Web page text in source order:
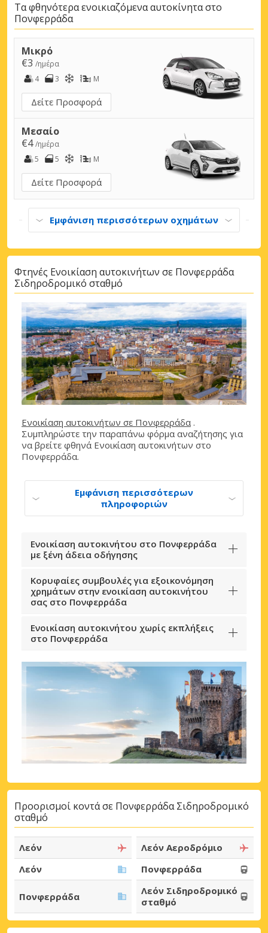
Τα φθηνότερα ενοικιαζόμενα αυτοκίνητα στο
Πονφερράδα
Μικρό
€3 /ημέρα
4
3 M
Δείτε Προσφορά
Μεσαίο
€4/ημέρα
5
5 M
Δείτε Προσφορά
Εμφάνιση περισσότερων οχημάτων
Φτηνές Ενοικίαση αυτοκινήτων σε Πονφερράδα
Σιδηροδρομικό σταθμό
Ενοικίαση αυτοκινήτων σε Πονφερράδα .
Συμπληρώστε την παραπάνω φόρμα αναζήτησης για
να βρείτε φθηνά Ενοικίαση αυτοκινήτων στο
Πονφερράδα.
Εμφάνιση περισσότερων
πληροφοριών
Ενοικίαση αυτοκινήτου στο Πονφερράδα
με ξένη άδεια οδήγησης
Κορυφαίες συμβουλές για εξοικονόμηση
χρημάτων στην ενοικίαση αυτοκινήτου
σας στο Πονφερράδα
Ενοικίαση αυτοκινήτου χωρίς εκπλήξεις
στο Πονφερράδα
Προορισμοί κοντά σε Πονφερράδα Σιδηροδρομικό
σταθμό
Λεόν
Λεόν Αεροδρόμιο
Λεόν
Πονφερράδα
Πονφερράδα
Λεόν Σιδηροδρομικό
σταθμό